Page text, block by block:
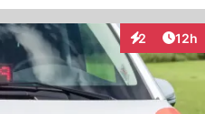
2
Interaktionen
12h